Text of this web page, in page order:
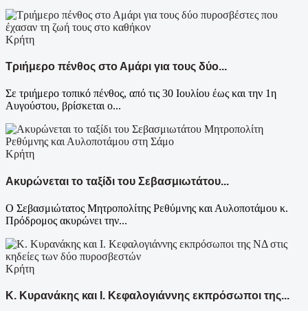
Κρήτη
Τριήμερο πένθος στο Αμάρι για τους δύο...
Σε τριήμερο τοπικό πένθος, από τις 30 Ιουλίου έως και την 1η
Αυγούστου, βρίσκεται ο...
Κρήτη
Ακυρώνεται το ταξίδι του Σεβασμιωτάτου...
Ο Σεβασμιώτατος Μητροπολίτης Ρεθύμνης και Αυλοποτάμου κ.
Πρόδρομος ακυρώνει την...
Κρήτη
Κ. Κυρανάκης και Ι. Κεφαλογιάννης εκπρόσωποι της...